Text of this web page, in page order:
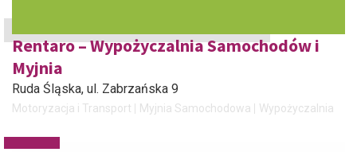
Rentaro – Wypożyczalnia Samochodów i
Myjnia
Ruda Śląska, ul. Zabrzańska 9
Motoryzacja i Transport Myjnia Samochodowa Wypożyczalnia